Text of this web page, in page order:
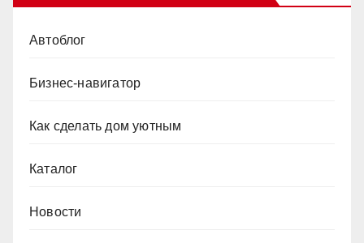
Автоблог
Бизнес-навигатор
Как сделать дом уютным
Каталог
Новости